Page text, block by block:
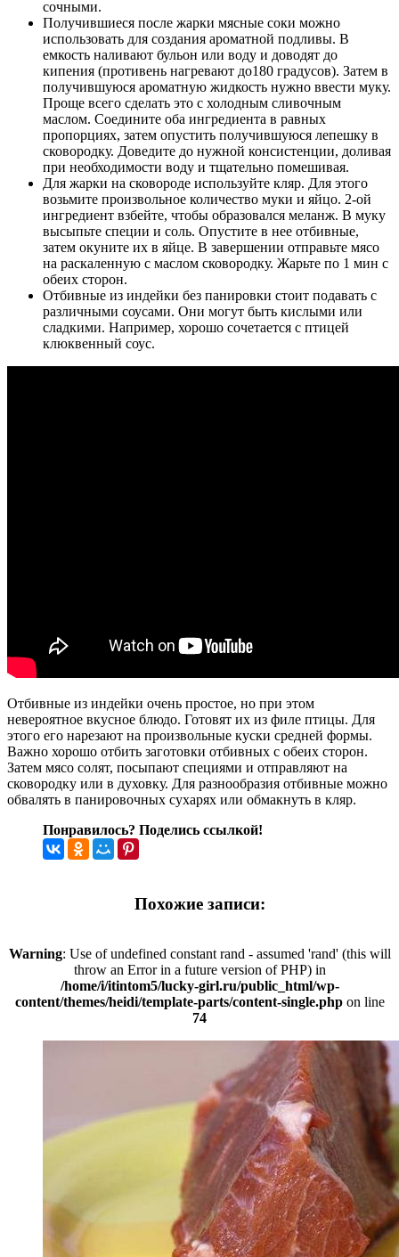
сочными.
Получившиеся после жарки мясные соки можно
использовать для создания ароматной подливы. В
емкость наливают бульон или воду и доводят до
кипения (противень нагревают до180 градусов). Затем в
получившуюся ароматную жидкость нужно ввести муку.
Проще всего сделать это с холодным сливочным
маслом. Соедините оба ингредиента в равных
пропорциях, затем опустить получившуюся лепешку в
сковородку. Доведите до нужной консистенции, доливая
при необходимости воду и тщательно помешивая.
Для жарки на сковороде используйте кляр. Для этого
возьмите произвольное количество муки и яйцо. 2-ой
ингредиент взбейте, чтобы образовался меланж. В муку
высыпьте специи и соль. Опустите в нее отбивные,
затем окуните их в яйце. В завершении отправьте мясо
на раскаленную с маслом сковородку. Жарьте по 1 мин с
обеих сторон.
Отбивные из индейки без панировки стоит подавать с
различными соусами. Они могут быть кислыми или
сладкими. Например, хорошо сочетается с птицей
клюквенный соус.
Отбивные из индейки очень простое, но при этом
невероятное вкусное блюдо. Готовят их из филе птицы. Для
этого его нарезают на произвольные куски средней формы.
Важно хорошо отбить заготовки отбивных с обеих сторон.
Затем мясо солят, посыпают специями и отправляют на
сковородку или в духовку. Для разнообразия отбивные можно
обвалять в панировочных сухарях или обмакнуть в кляр.
Понравилось? Поделись ссылкой!
Похожие записи:
Warning: Use of undefined constant rand - assumed 'rand' (this will
throw an Error in a future version of PHP) in
/home/i/itintom5/lucky-girl.ru/public_html/wp-
content/themes/heidi/template-parts/content-single.phpon line
74